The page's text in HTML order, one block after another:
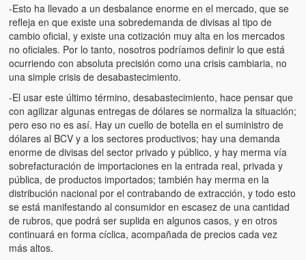
Cuentos
Videos
Chistes
-Esto ha llevado a un desbalance enorme en el mercado, que se
refleja en que existe una sobredemanda de divisas al tipo de
cambio oficial, y existe una cotización muy alta en los mercados
no oficiales. Por lo tanto, nosotros podríamos definir lo que está
ocurriendo con absoluta precisión como una crisis cambiaria, no
una simple crisis de desabastecimiento.
-El usar este último término, desabastecimiento, hace pensar que
con agilizar algunas entregas de dólares se normaliza la situación;
pero eso no es así. Hay un cuello de botella en el suministro de
dólares al BCV y a los sectores productivos; hay una demanda
enorme de divisas del sector privado y público, y hay merma vía
sobrefacturación de importaciones en la entrada real, privada y
pública, de productos importados; también hay merma en la
distribución nacional por el contrabando de extracción, y todo esto
se está manifestando al consumidor en escasez de una cantidad
de rubros, que podrá ser suplida en algunos casos, y en otros
continuará en forma cíclica, acompañada de precios cada vez
más altos.